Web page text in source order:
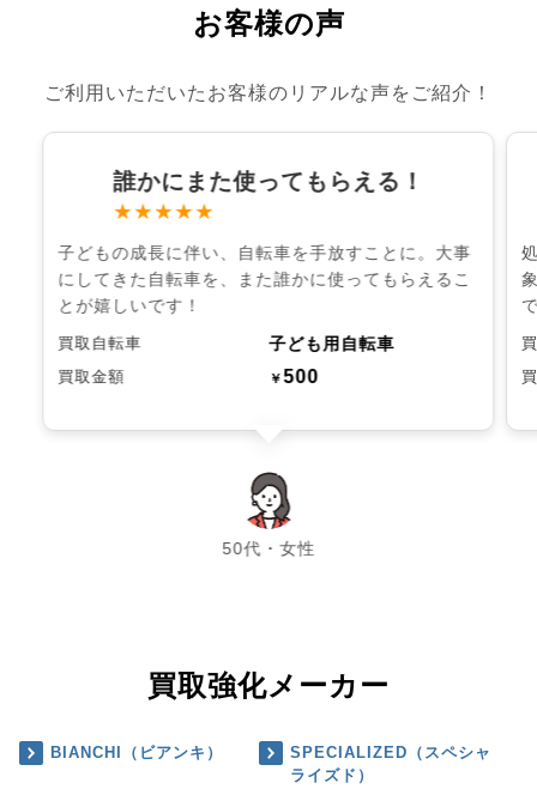
お客様の声
ご利用いただいたお客様のリアルな声をご紹介！
誰かにまた使ってもらえる！
★★★★★
子どもの成長に伴い、自転車を手放すことに。大事
にしてきた自転車を、また誰かに使ってもらえるこ
とが嬉しいです！
買取自転車 子ども用自転車
買取金額 ￥500
50代・女性
chevron_left chevron_right
買取強化メーカー
BIANCHI（ビアンキ）
SPECIALIZED（スペシャ
ライズド）